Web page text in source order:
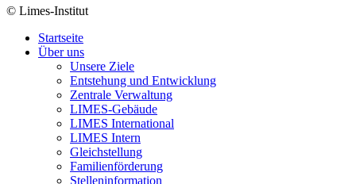
© Limes-Institut
Startseite
Über uns
Unsere Ziele
Entstehung und Entwicklung
Zentrale Verwaltung
LIMES-Gebäude
LIMES International
LIMES Intern
Gleichstellung
Familienförderung
Stelleninformation